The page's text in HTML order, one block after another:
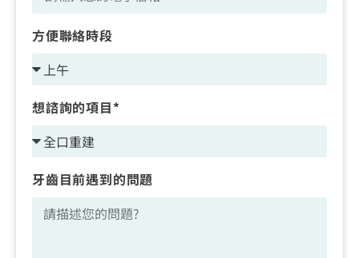
方便聯絡時段
想諮詢的項目*
牙齒目前遇到的問題